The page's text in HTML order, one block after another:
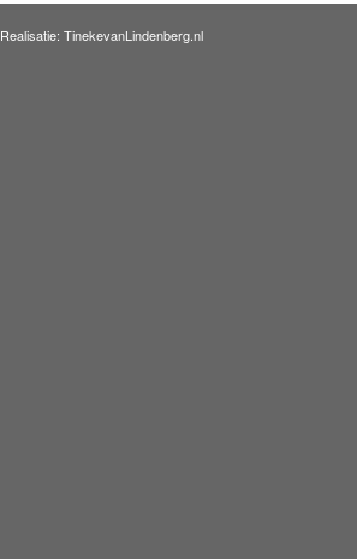
Realisatie: TinekevanLindenberg.nl